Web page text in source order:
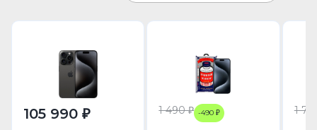
105 990 ₽ 1 490 ₽ -490 ₽ 1